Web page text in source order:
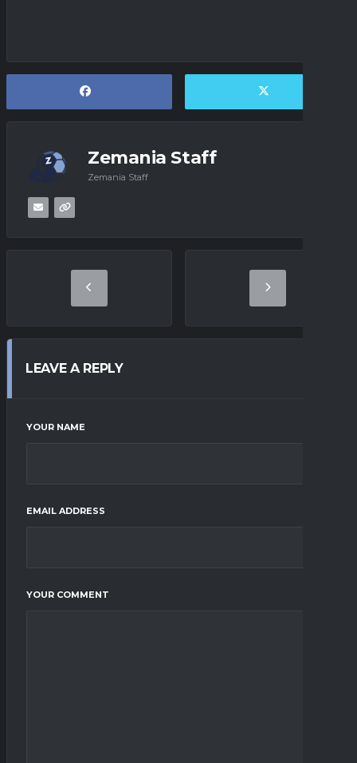
Zemania Staff
Zemania Staff
LEAVE A REPLY
YOUR NAME
EMAIL ADDRESS
YOUR COMMENT